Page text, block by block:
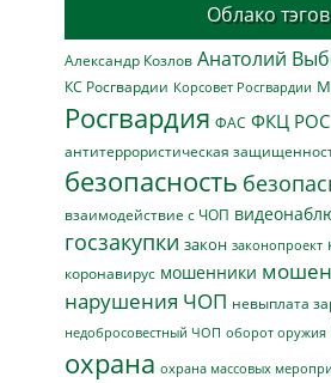
Облако тэгов
Александр Козлов Анатолий
КС Росгвардии Корсовет Росгвардии
Росгвардия ФАС ФКЦ РОС
антитеррористическая
безопасность
взаимодействие с ЧОП
госзакупки закон законопроект
коронавирус мошенники
нарушения ЧОП невыплата
недобросовестный ЧОП оборот оружия
охрана охрана массовых